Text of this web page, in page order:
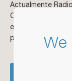
Actualmente
Colombia y
estar al día sobre
producto.
ENCUENTRA
We